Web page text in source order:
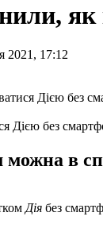
як
2021, 17:12
Дією без
можна в
Дія без